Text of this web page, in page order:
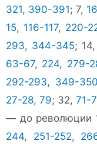
321, 390-391; 7,
15, 116-117, 220-
293, 344-345; 14,
63-67, 224, 279-
292-293, 349-350
27-28, 79; 32, 71-
— до революции
244, 251-252,